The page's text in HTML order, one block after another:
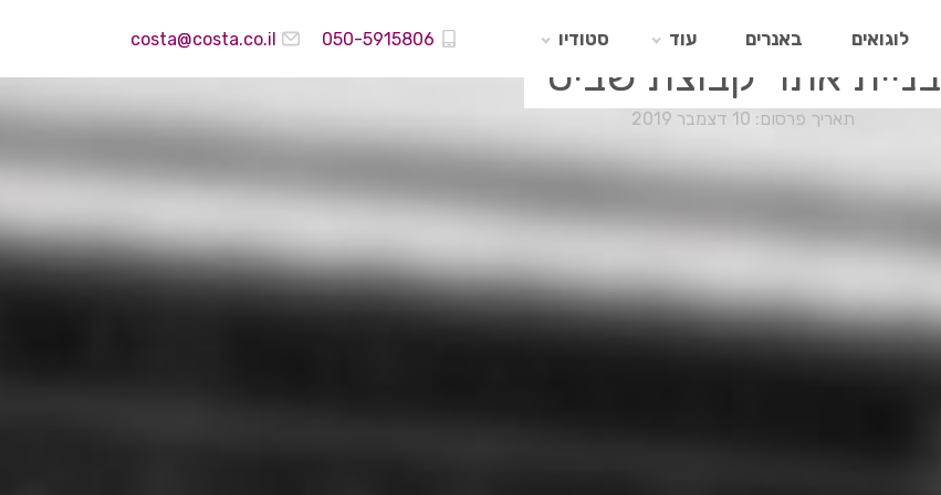
לוגואים באנרים עוד סטודיו 050-5915806
costa@costa.co.il
בניית אתר קבוצת שביט
תאריך פרסום: 10 דצמבר 2019